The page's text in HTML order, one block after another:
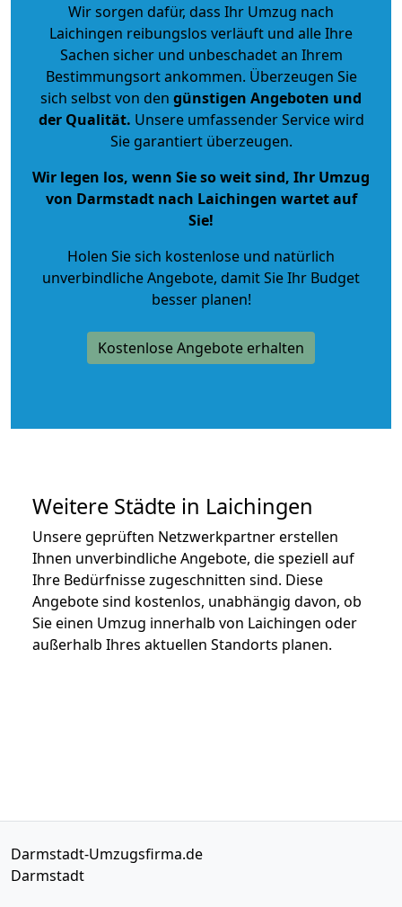
Wir sorgen dafür, dass Ihr Umzug nach
Laichingen reibungslos verläuft und alle Ihre
Sachen sicher und unbeschadet an Ihrem
Bestimmungsort ankommen. Überzeugen Sie
sich selbst von den günstigen Angeboten und
der Qualität. Unsere umfassender Service wird
Sie garantiert überzeugen.
Wir legen los, wenn Sie so weit sind, Ihr Umzug
von Darmstadt nach Laichingen wartet auf
Sie!
Holen Sie sich kostenlose und natürlich
unverbindliche Angebote, damit Sie Ihr Budget
besser planen!
Kostenlose Angebote erhalten
Weitere Städte in Laichingen
Unsere geprüften Netzwerkpartner erstellen
Ihnen unverbindliche Angebote, die speziell auf
Ihre Bedürfnisse zugeschnitten sind. Diese
Angebote sind kostenlos, unabhängig davon, ob
Sie einen Umzug innerhalb von Laichingen oder
außerhalb Ihres aktuellen Standorts planen.
Darmstadt-Umzugsfirma.de
Darmstadt